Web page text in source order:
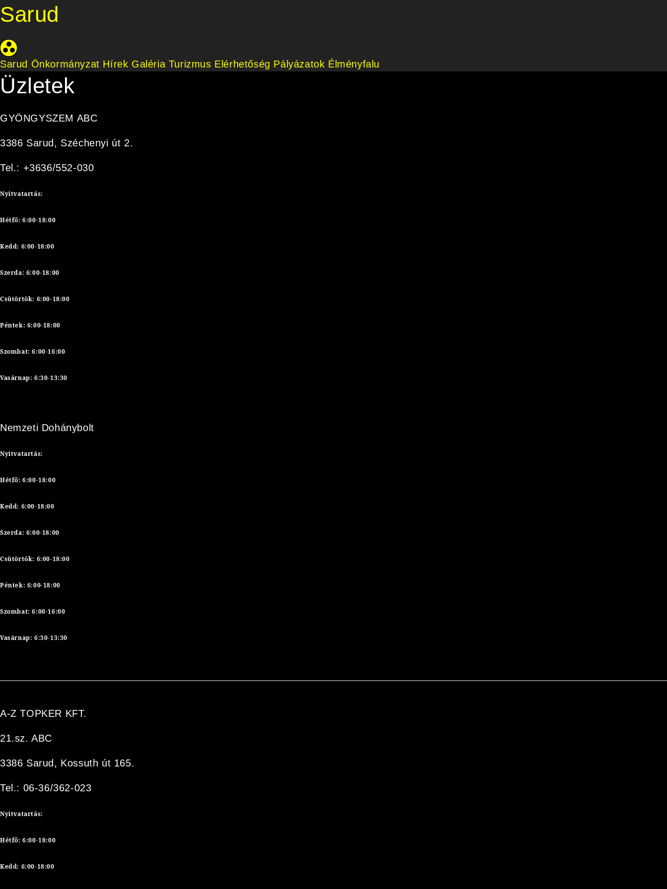
Sarud
Sarud Önkormányzat Hírek Galéria Turizmus Elérhetőség Pályázatok Élményfalu
Üzletek
GYÖNGYSZEM ABC
3386 Sarud, Széchenyi út 2.
Tel.: +3636/552-030
Nyitvatartás:
Hétfő: 6:00-18:00
Kedd: 6:00-18:00
Szerda: 6:00-18:00
Csütörtök: 6:00-18:00
Péntek: 6:00-18:00
Szombat: 6:00-16:00
Vasárnap: 6:30-13:30
Nemzeti Dohánybolt
Nyitvatartás:
Hétfő: 6:00-18:00
Kedd: 6:00-18:00
Szerda: 6:00-18:00
Csütörtök: 6:00-18:00
Péntek: 6:00-18:00
Szombat: 6:00-16:00
Vasárnap: 6:30-13:30
A-Z TOPKER KFT.
21.sz. ABC
3386 Sarud, Kossuth út 165.
Tel.: 06-36/362-023
Nyitvatartás:
Hétfő: 6:00-18:00
Kedd: 6:00-18:00